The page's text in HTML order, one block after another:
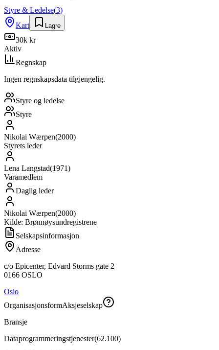
Styre & Ledelse(3)
Kart
Lagre
30k kr
Aktiv
Regnskap
Ingen regnskapsdata tilgjengelig.
Styre og ledelse
Styre
Nikolai Wærpen(2000)
Styrets leder
Lena Langstad(1971)
Varamedlem
Daglig leder
Nikolai Wærpen(2000)
Kilde: Brønnøysundregistrene
Selskapsinformasjon
Adresse
c/o Epicenter, Edvard Storms gate 2
0166 OSLO
Oslo
OrganisasjonsformAksjeselskap
Bransje
Dataprogrammeringstjenester(62.100)